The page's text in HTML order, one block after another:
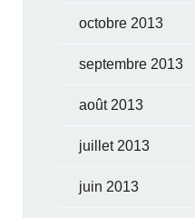
octobre 2013
septembre 2013
août 2013
juillet 2013
juin 2013